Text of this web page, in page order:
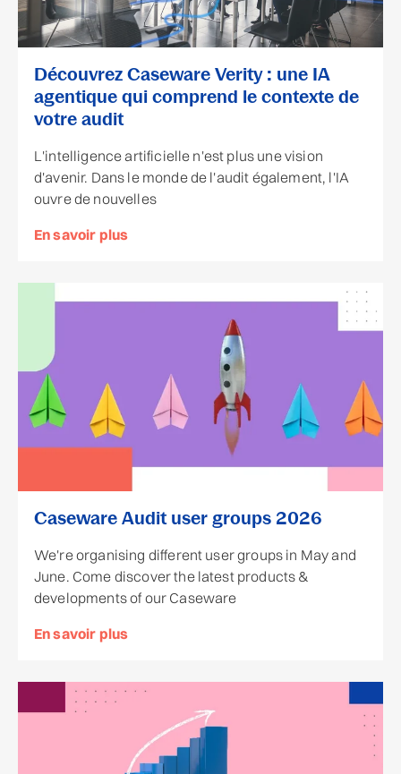
Découvrez Caseware Verity : une IA
agentique qui comprend le contexte de
votre audit
L'intelligence artificielle n'est plus une vision
d'avenir. Dans le monde de l'audit également, l'IA
ouvre de nouvelles
En savoir plus
Caseware Audit user groups 2026
We're organising different user groups in May and
June. Come discover the latest products &
developments of our Caseware
En savoir plus